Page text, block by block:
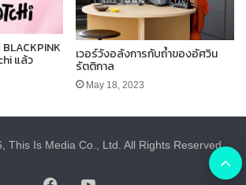
แล้ว เวอร์วังอลังการกับถ้ำของอัศวิน
รัตติกาล
May 18, 2023
This Is Media Co., Ltd. All Rights Reserved.